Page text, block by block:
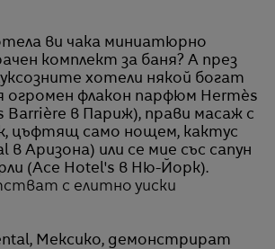
ви чака миниатюрно
комплект за баня? А през
хотели някой богат
огромен флакон парфюм Hermès
Barrière в Париж), прави масаж с
цъфтящ само нощем, кактус
в Аризона) или се мие със сапун
(Ace Hotel's в Ню-Йорк).
с елитно уиски
Мексико, демонстрират